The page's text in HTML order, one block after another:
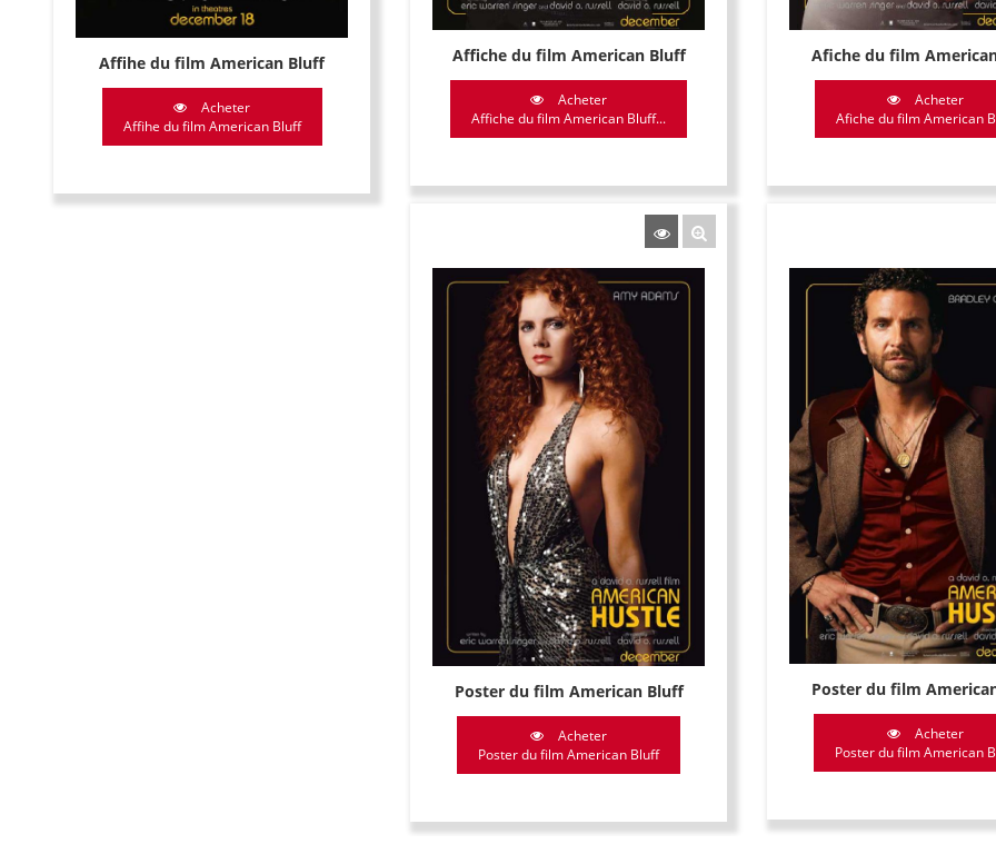
Affihe du film American Bluff
Acheter
Affihe du film American Bluff
Affiche du film American Bluff
Acheter
Affiche du film American Bluff...
Afiche du film
Acheter
Afiche du film American
Poster du film American Bluff
Acheter
Poster du film American Bluff
Poster du film
Acheter
Poster du film American